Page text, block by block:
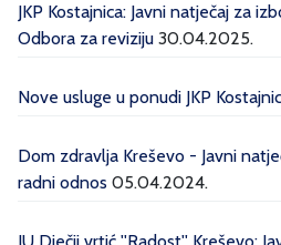
JKP Kostajnica: Javni natječaj za
Odbora za reviziju 30.04.2025.
Nove usluge u ponudi JKP
Dom zdravlja Kreševo - Javni
radni odnos 05.04.2024.